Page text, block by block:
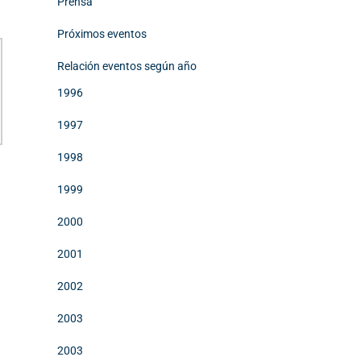
Próximos eventos
Relación eventos según año
1996
1997
1998
1999
2000
2001
2002
2003
2003